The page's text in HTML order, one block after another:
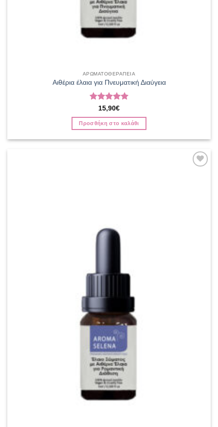
ΑΡΩΜΑΤΟΘΕΡΑΠΕΙΑ
Αιθέρια έλαια για Πνευματική Διαύγεια
Βαθμολογήθηκε
με5από 5
15,90€
Προσθήκη στο καλάθι